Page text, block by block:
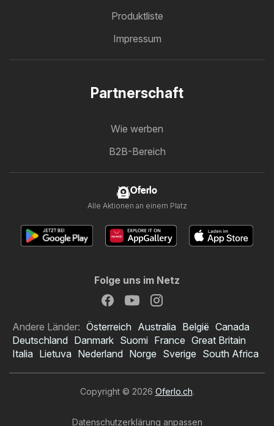
Produktliste
Impressum
Partnerschaft
Wie werben
B2B-Bereich
Oferlo
Alle Aktionen an einem Platz
Folge uns im Netz
Andere Länder: Österreich Australia België Canada
Deutschland Danmark Suomi France Great Britain
Italia Lietuva Nederland Norge Sverige South Africa
Copyright © 2026 Oferlo.ch.
Datenschutzerklärung anpassen